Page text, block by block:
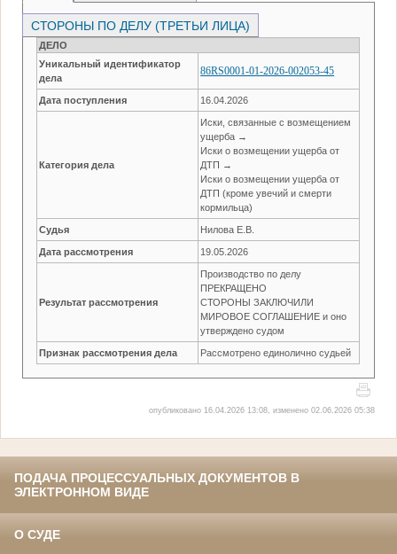
СТОРОНЫ ПО ДЕЛУ (ТРЕТЬИ ЛИЦА)
ДЕЛО
Уникальный идентификатор
дела
86RS0001-01-2026-002053-45
Дата поступления 16.04.2026
Категория дела
Иски, связанные с возмещением
ущерба →
Иски о возмещении ущерба от
ДТП →
Иски о возмещении ущерба от
ДТП (кроме увечий и смерти
кормильца)
Судья Нилова Е.В.
Дата рассмотрения 19.05.2026
Результат рассмотрения
Производство по делу
ПРЕКРАЩЕНО
СТОРОНЫ ЗАКЛЮЧИЛИ
МИРОВОЕ СОГЛАШЕНИЕ и оно
утверждено судом
Признак рассмотрения дела Рассмотрено единолично судьей
опубликовано 16.04.2026 13:08, изменено 02.06.2026 05:38
ПОДАЧА ПРОЦЕССУАЛЬНЫХ ДОКУМЕНТОВ В
ЭЛЕКТРОННОМ ВИДЕ
О СУДЕ